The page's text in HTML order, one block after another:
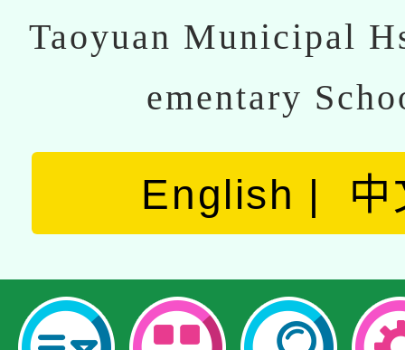
Taoyuan Municipal
ementary
English 中